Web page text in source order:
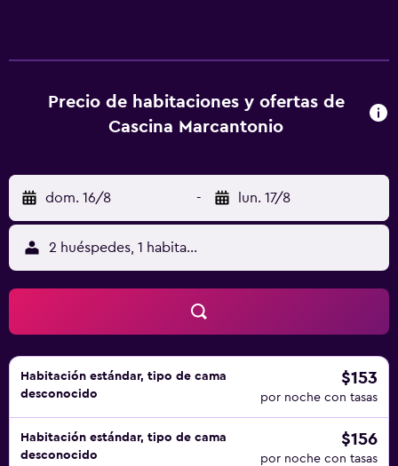
ofrece servicio de limpieza todos los días. Los servicios de
ocio y esparcimiento en este alojamiento agroturístico
supervisión de un adulto.
Precio de habitaciones y ofertas de
Cascina Marcantonio
dom. 16/8 - lun. 17/8
2 huéspedes, 1 habitación
Habitación estándar, tipo de cama
desconocido
$153
por noche con tasas
Habitación estándar, tipo de cama
desconocido
$156
por noche con tasas